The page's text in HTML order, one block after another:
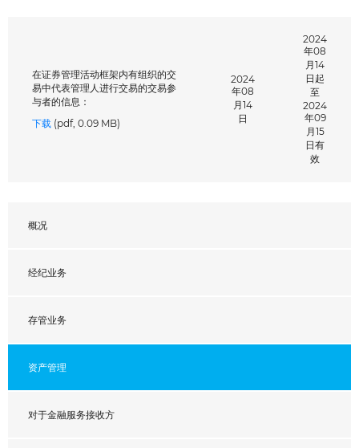
概况
经纪业务
存管业务
资产管理
对于金融服务接收方
在证券管理活动框架内有组织的交
易中代表管理人进行交易的交易参
与者的信息：
下载 (pdf, 0.09 MB)
2024
年08
月14
日
2024
年08
月14
日起
至
2024
年09
月15
日有
效
请输入图中的字符： *